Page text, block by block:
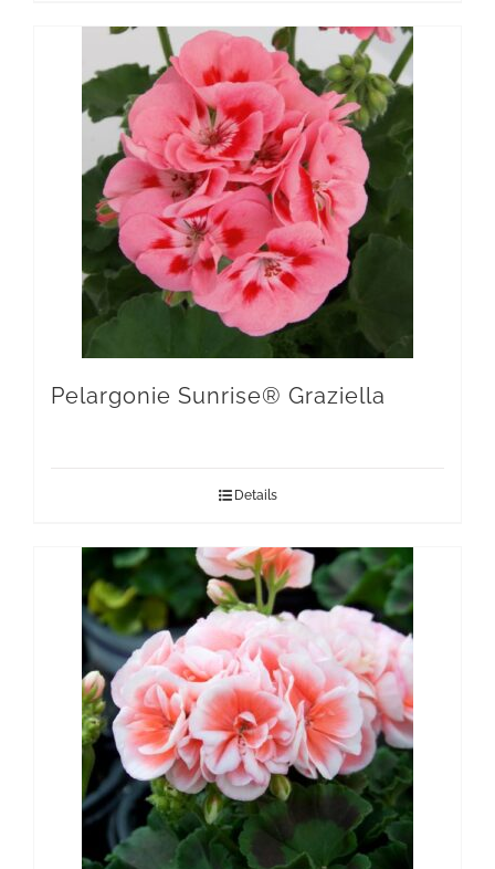
Pelargonie Sunrise® Graziella
Details